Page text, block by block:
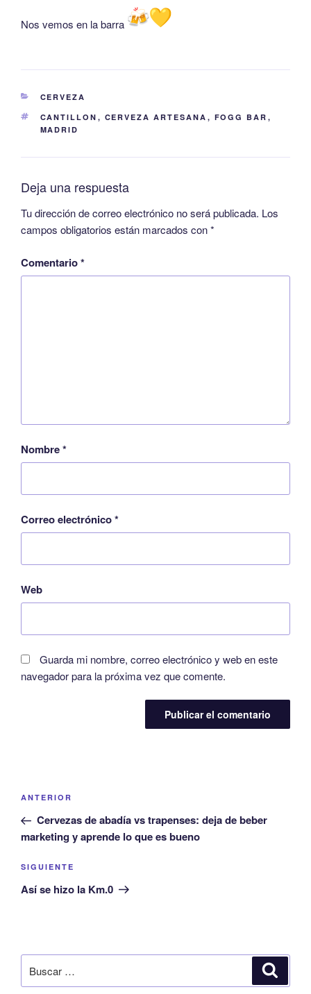
Nos vemos en la barra
CERVEZA
CANTILLON , CERVEZA ARTESANA , FOGG BAR ,
MADRID
Deja una respuesta
Tu dirección de correo electrónico no será publicada. Los
campos obligatorios están marcados con*
Comentario*
Nombre*
Correo electrónico*
Web
Guarda mi nombre, correo electrónico y web en este
navegador para la próxima vez que comente.
ANTERIOR
Cervezas de abadía vs trapenses: deja de beber
marketing y aprende lo que es bueno
SIGUIENTE
Así se hizo la Km.0